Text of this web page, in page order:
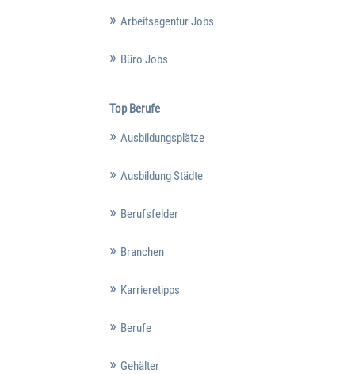
Arbeitsagentur Jobs
Büro Jobs
Top Berufe
Ausbildungsplätze
Ausbildung Städte
Berufsfelder
Branchen
Karrieretipps
Berufe
Gehälter